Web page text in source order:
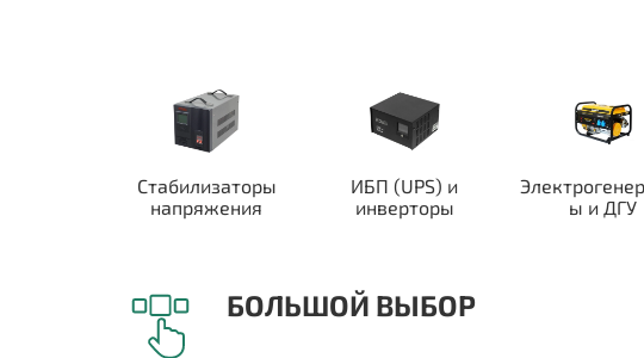
Стабилизаторы
напряжения
ИБП (UPS) и
инверторы
ы и ДГУ
БОЛЬШОЙ ВЫБОР